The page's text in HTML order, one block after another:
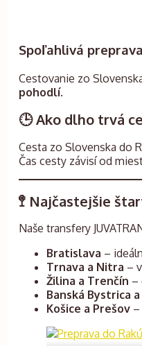
Spoľahlivá
Cestovanie zo
pohodlí.
🕒 Ako dlho trvá
Cesta zo Slovenska do
Čas cesty závisí od
🚏 Najčastejšie
Naše transfery
Bratislava –
Trnava a Nitra –
Žilina a Trenčín –
Banská Bystrica
Košice a Prešov